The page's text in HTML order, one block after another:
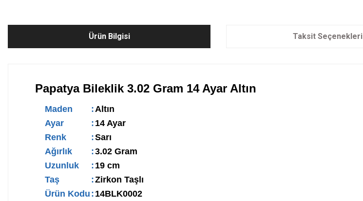
Ürün Bilgisi Taksit Seçenekleri
Papatya Bileklik 3.02 Gram 14 Ayar Altın
Maden :Altın
Ayar
: 14 Ayar
Renk
:Sarı
Ağırlık
:3.02 Gram
Uzunluk
: 19 cm
Taş
:Zirkon Taşlı
Ürün Kodu : 14BLK0002